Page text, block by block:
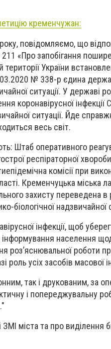
кременчужан:
повідомляємо, що
«Про запобігання
України
№ 338-р єдина
ситуації. У державі
коронавірусної інфекції
ситуації. Йде
весь світ.
Штаб оперативного
респіраторної
комісіїпри
Кременчуцька міська
захисту переведена
біологічної надзвичайної
інфекції, щоб
населення
роботи
роль усіх засобів масової
так і друкованим, за
і попереджувальну
міста та про виділення